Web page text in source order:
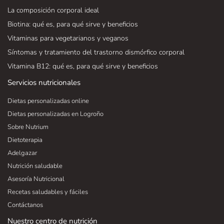
Nuestro centro de nutrición
Servicios nutricionales
Dietas personalizadas online
Dietas personalizadas en Logroño
Sobre Nutrium
Dietoterapia
Adelgazar
Nutrición saludable
Asesoría Nutricional
Recetas saludables y fáciles
Contáctanos
La composición corporal ideal
Biotina: qué es, para qué sirve y beneficios
Vitaminas para vegetarianos y veganos
Síntomas y tratamiento del trastorno dismórfico corporal
Vitamina B12: qué es, para qué sirve y beneficios